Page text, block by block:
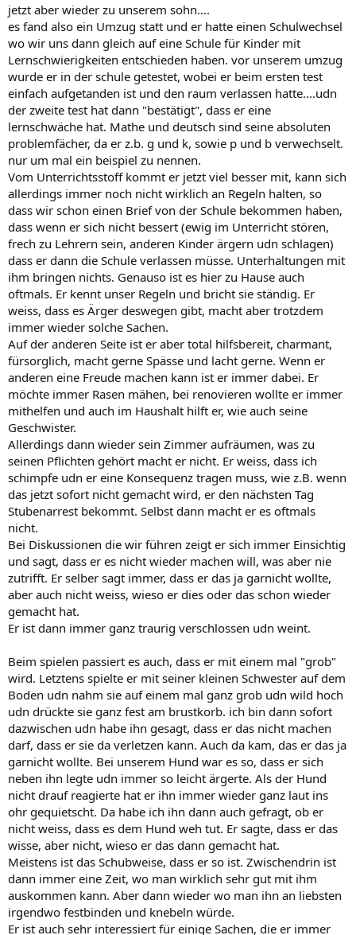
jetzt aber wieder zu unserem sohn....
es fand also ein Umzug statt und er hatte einen Schulwechsel
wo wir uns dann gleich auf eine Schule für Kinder mit
Lernschwierigkeiten entschieden haben. vor unserem umzug
wurde er in der schule getestet, wobei er beim ersten test
einfach aufgetanden ist und den raum verlassen hatte....udn
der zweite test hat dann "bestätigt", dass er eine
lernschwäche hat. Mathe und deutsch sind seine absoluten
problemfächer, da er z.b. g und k, sowie p und b verwechselt.
nur um mal ein beispiel zu nennen.
Vom Unterrichtsstoff kommt er jetzt viel besser mit, kann sich
allerdings immer noch nicht wirklich an Regeln halten, so
dass wir schon einen Brief von der Schule bekommen haben,
dass wenn er sich nicht bessert (ewig im Unterricht stören,
frech zu Lehrern sein, anderen Kinder ärgern udn schlagen)
dass er dann die Schule verlassen müsse. Unterhaltungen mit
ihm bringen nichts. Genauso ist es hier zu Hause auch
oftmals. Er kennt unser Regeln und bricht sie ständig. Er
weiss, dass es Ärger deswegen gibt, macht aber trotzdem
immer wieder solche Sachen.
Auf der anderen Seite ist er aber total hilfsbereit, charmant,
fürsorglich, macht gerne Spässe und lacht gerne. Wenn er
anderen eine Freude machen kann ist er immer dabei. Er
möchte immer Rasen mähen, bei renovieren wollte er immer
mithelfen und auch im Haushalt hilft er, wie auch seine
Geschwister.
Allerdings dann wieder sein Zimmer aufräumen, was zu
seinen Pflichten gehört macht er nicht. Er weiss, dass ich
schimpfe udn er eine Konsequenz tragen muss, wie z.B. wenn
das jetzt sofort nicht gemacht wird, er den nächsten Tag
Stubenarrest bekommt. Selbst dann macht er es oftmals
nicht.
Bei Diskussionen die wir führen zeigt er sich immer Einsichtig
und sagt, dass er es nicht wieder machen will, was aber nie
zutrifft. Er selber sagt immer, dass er das ja garnicht wollte,
aber auch nicht weiss, wieso er dies oder das schon wieder
gemacht hat.
Er ist dann immer ganz traurig verschlossen udn weint.
Beim spielen passiert es auch, dass er mit einem mal "grob"
wird. Letztens spielte er mit seiner kleinen Schwester auf dem
Boden udn nahm sie auf einem mal ganz grob udn wild hoch
udn drückte sie ganz fest am brustkorb. ich bin dann sofort
dazwischen udn habe ihn gesagt, dass er das nicht machen
darf, dass er sie da verletzen kann. Auch da kam, das er das ja
garnicht wollte. Bei unserem Hund war es so, dass er sich
neben ihn legte udn immer so leicht ärgerte. Als der Hund
nicht drauf reagierte hat er ihn immer wieder ganz laut ins
ohr gequietscht. Da habe ich ihn dann auch gefragt, ob er
nicht weiss, dass es dem Hund weh tut. Er sagte, dass er das
wisse, aber nicht, wieso er das dann gemacht hat.
Meistens ist das Schubweise, dass er so ist. Zwischendrin ist
dann immer eine Zeit, wo man wirklich sehr gut mit ihm
auskommen kann. Aber dann wieder wo man ihn an liebsten
irgendwo festbinden und knebeln würde.
Er ist auch sehr interessiert für einige Sachen, die er immer